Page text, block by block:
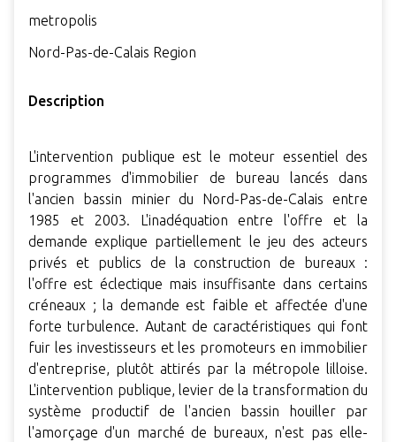
metropolis
Nord-Pas-de-Calais Region
Description
L'intervention publique est le moteur essentiel des
programmes d'immobilier de bureau lancés dans
l'ancien bassin minier du Nord-Pas-de-Calais entre
1985 et 2003. L'inadéquation entre l'offre et la
demande explique partiellement le jeu des acteurs
privés et publics de la construction de bureaux :
l'offre est éclectique mais insuffisante dans certains
créneaux ; la demande est faible et affectée d'une
forte turbulence. Autant de caractéristiques qui font
fuir les investisseurs et les promoteurs en immobilier
d'entreprise, plutôt attirés par la métropole lilloise.
L'intervention publique, levier de la transformation du
système productif de l'ancien bassin houiller par
l'amorçage d'un marché de bureaux, n'est pas elle-